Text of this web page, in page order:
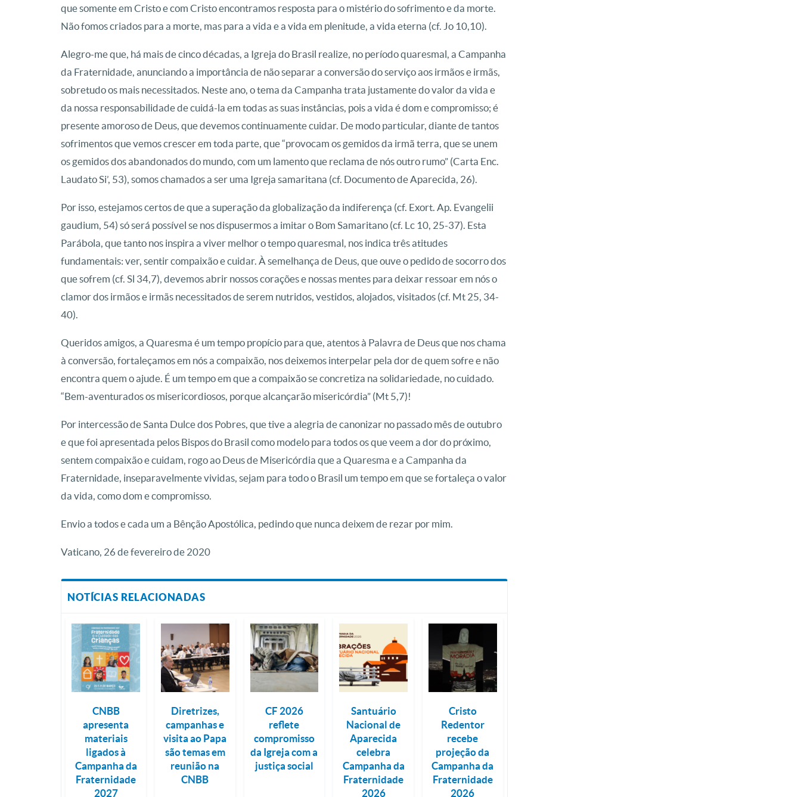
que somente em Cristo e com Cristo encontramos resposta para o mistério do sofrimento e da morte.
Não fomos criados para a morte, mas para a vida e a vida em plenitude, a vida eterna (cf. Jo 10,10).
Alegro-me que, há mais de cinco décadas, a Igreja do Brasil realize, no período quaresmal, a Campanha
da Fraternidade, anunciando a importância de não separar a conversão do serviço aos irmãos e irmãs,
sobretudo os mais necessitados. Neste ano, o tema da Campanha trata justamente do valor da vida e
da nossa responsabilidade de cuidá-la em todas as suas instâncias, pois a vida é dom e compromisso; é
presente amoroso de Deus, que devemos continuamente cuidar. De modo particular, diante de tantos
sofrimentos que vemos crescer em toda parte, que “provocam os gemidos da irmã terra, que se unem
os gemidos dos abandonados do mundo, com um lamento que reclama de nós outro rumo” (Carta Enc.
Laudato Si’, 53), somos chamados a ser uma Igreja samaritana (cf. Documento de Aparecida, 26).
Por isso, estejamos certos de que a superação da globalização da indiferença (cf. Exort. Ap. Evangelii
gaudium, 54) só será possível se nos dispusermos a imitar o Bom Samaritano (cf. Lc 10, 25-37). Esta
Parábola, que tanto nos inspira a viver melhor o tempo quaresmal, nos indica três atitudes
fundamentais: ver, sentir compaixão e cuidar. À semelhança de Deus, que ouve o pedido de socorro dos
que sofrem (cf. Sl 34,7), devemos abrir nossos corações e nossas mentes para deixar ressoar em nós o
clamor dos irmãos e irmãs necessitados de serem nutridos, vestidos, alojados, visitados (cf. Mt 25, 34-
40).
Queridos amigos, a Quaresma é um tempo propício para que, atentos à Palavra de Deus que nos chama
à conversão, fortaleçamos em nós a compaixão, nos deixemos interpelar pela dor de quem sofre e não
encontra quem o ajude. É um tempo em que a compaixão se concretiza na solidariedade, no cuidado.
“Bem-aventurados os misericordiosos, porque alcançarão misericórdia” (Mt 5,7)!
Por intercessão de Santa Dulce dos Pobres, que tive a alegria de canonizar no passado mês de outubro
e que foi apresentada pelos Bispos do Brasil como modelo para todos os que veem a dor do próximo,
sentem compaixão e cuidam, rogo ao Deus de Misericórdia que a Quaresma e a Campanha da
Fraternidade, inseparavelmente vividas, sejam para todo o Brasil um tempo em que se fortaleça o valor
da vida, como dom e compromisso.
Envio a todos e cada um a Bênção Apostólica, pedindo que nunca deixem de rezar por mim.
Vaticano, 26 de fevereiro de 2020
NOTÍCIAS RELACIONADAS
CNBB
apresenta
materiais
ligados à
Campanha da
Fraternidade
2027
Diretrizes,
campanhas e
visita ao Papa
são temas em
reunião na
CNBB
CF 2026
reflete
compromisso
da Igreja com a
justiça social
Santuário
Nacional de
Aparecida
celebra
Campanha da
Fraternidade
2026
Cristo
Redentor
recebe
projeção da
Campanha da
Fraternidade
2026